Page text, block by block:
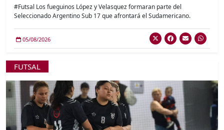
#Futsal Los fueguinos López y Velasquez formaran parte del
Seleccionado Argentino Sub 17 que afrontará el Sudamericano.
05/08/2026
FUTSAL